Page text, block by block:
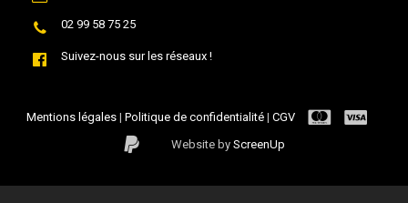
02 99 58 75 25
Suivez-nous sur les réseaux !
Mentions légales|Politique de confidentialité|CGV
Website byScreenUp